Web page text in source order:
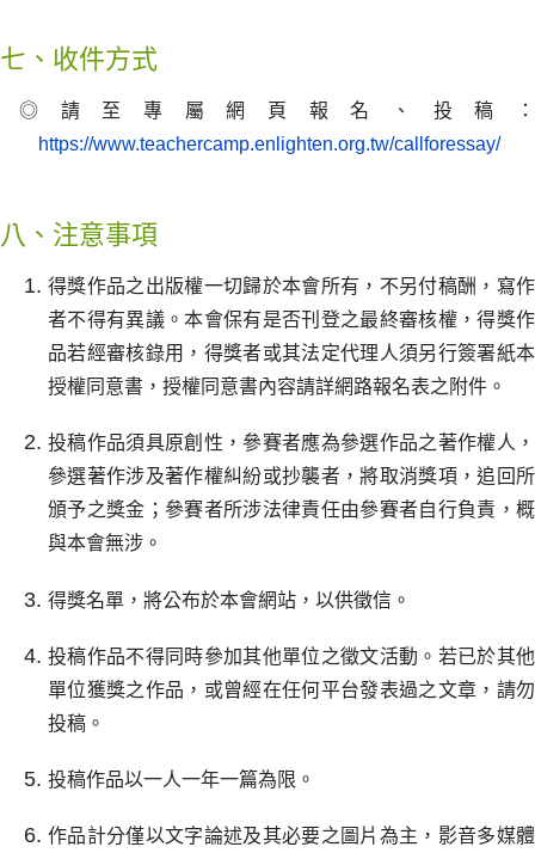
七、收件方式
◎請至專屬網頁報名、投稿：
https://www.teachercamp.enlighten.org.tw/callforessay/
八、注意事項
得獎作品之出版權一切歸於本會所有，不另付稿酬，寫作
者不得有異議。本會保有是否刊登之最終審核權，得獎作
品若經審核錄用，得獎者或其法定代理人須另行簽署紙本
授權同意書，授權同意書內容請詳網路報名表之附件。
投稿作品須具原創性，參賽者應為參選作品之著作權人，
參選著作涉及著作權糾紛或抄襲者，將取消獎項，追回所
頒予之獎金；參賽者所涉法律責任由參賽者自行負責，概
與本會無涉。
得獎名單，將公布於本會網站，以供徵信。
投稿作品不得同時參加其他單位之徵文活動。若已於其他
單位獲獎之作品，或曾經在任何平台發表過之文章，請勿
投稿。
投稿作品以一人一年一篇為限。
作品計分僅以文字論述及其必要之圖片為主，影音多媒體